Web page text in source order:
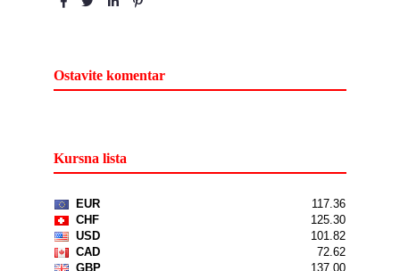
Ostavite komentar
Kursna lista